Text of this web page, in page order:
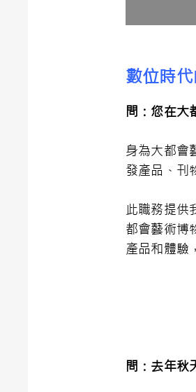
數位時
問：您在大
身為大都會
發產品、刊
此職務提供
都會藝術博
產品和體驗
問：去年秋